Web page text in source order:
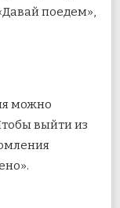
поедем»,
можно
выйти из